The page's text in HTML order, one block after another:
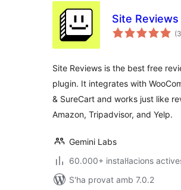
Site Reviews
Site Reviews is the best free
plugin. It integrates with
& SureCart and works just like
Amazon, Tripadvisor, and Yelp.
Gemini Labs
60.000+ instal·lacions
S'ha provat amb 7.0.2